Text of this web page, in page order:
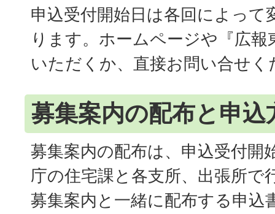
申込受付開始日は各回によって
ります。ホームページや『広報
いただくか、直接お問い合せく
募集案内の配布と申込
募集案内の配布は、申込受付開
庁の住宅課と各支所、出張所で
募集案内と一緒に配布する申込